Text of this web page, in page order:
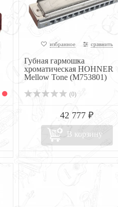
избранное сравнить
Губная гармошка
хроматическая HOHNER
Mellow Tone (M753801)
(0)
42 777 ₽
В корзину